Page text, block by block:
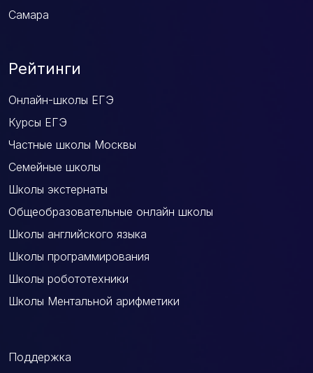
Самара
Рейтинги
Онлайн-школы ЕГЭ
Курсы ЕГЭ
Частные школы Москвы
Семейные школы
Школы экстернаты
Общеобразовательные онлайн школы
Школы английского языка
Школы программирования
Школы робототехники
Школы Ментальной арифметики
Поддержка